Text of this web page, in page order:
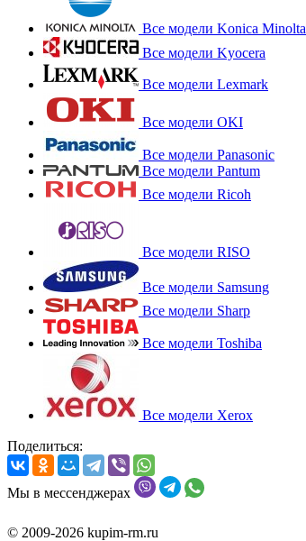
Все модели Konica Minolta
Все модели Kyocera
Все модели Lexmark
Все модели OKI
Все модели Panasonic
Все модели Pantum
Все модели Ricoh
Все модели RISO
Все модели Samsung
Все модели Sharp
Все модели Toshiba
Все модели Xerox
Поделиться:
Мы в мессенджерах
© 2009-2026 kupim-rm.ru